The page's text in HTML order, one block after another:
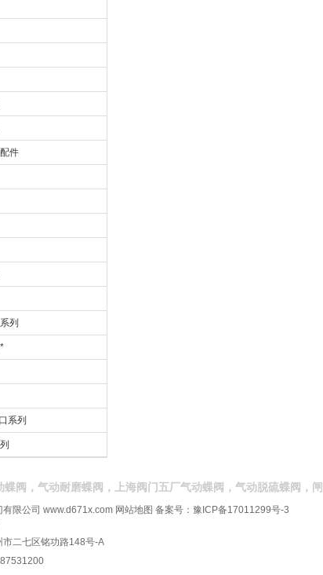
件
列
系列
蝶阀，气动耐磨蝶阀，上海阀门五厂气动蝶阀，气动脱硫蝶阀，
限公司 www.d671x.com 网站地图 备案号： 豫ICP备17011299号-3
市二七区铭功路148号-A